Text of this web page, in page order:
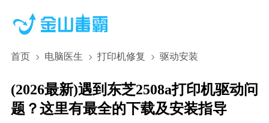
首页 电脑医生 打印机修复 驱动安装
(2026最新)遇到东芝2508a打印机驱动问
题？这里有最全的下载及安装指导